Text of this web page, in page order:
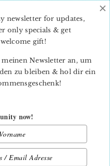
newsletter for updates,
only specials & get
gift!
Newsletter an, um
zu bleiben & hol dir ein
now!
×